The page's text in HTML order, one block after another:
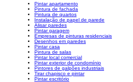
Pintar apartamento
Pintura de fachada
Pintura de quartos
Instalação de papel de parede
Alisar paredes
Pintar garagem
Empresas de pinturas residenciais
Desenhos em paredes
Pintar casa
Pintura de salas
Pintar local comercial
Pintar exterior de condomínio
Pintores de galpões industriais
Tirar chapisco e pintar
Pintar escritório